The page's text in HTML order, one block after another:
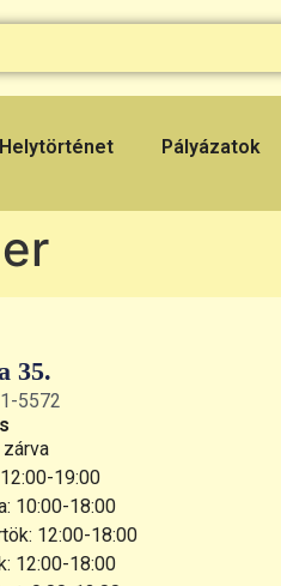
Helytörténet Pályázatok
35.
5572
19:00
10:00-18:00
12:00-18:00
12:00-18:00